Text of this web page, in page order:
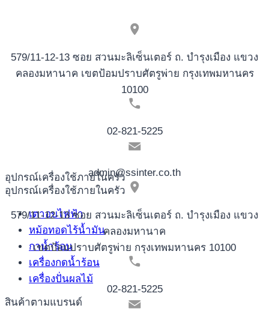
อุปกรณ์เครื่องใช้ภายในครัว
อุปกรณ์เครื่องใช้ภายในครัว
เตาอบไฟฟ้า
หม้อทอดไร้น้ำมัน
กาน้ำร้อน
เครื่องกดน้ำร้อน
เครื่องปั่นผลไม้
สินค้าตามแบรนด์
579/11-12-13 ซอย สวนมะลิเซ็นเตอร์ ถ. บำรุงเมือง แขวง
คลองมหานาค เขตป้อมปราบศัตรูพ่าย กรุงเทพมหานคร
10100
02-821-5225
admin@ssinter.co.th
579/11-12-13 ซอย สวนมะลิเซ็นเตอร์ ถ. บำรุงเมือง แขวง
คลองมหานาค
เขตป้อมปราบศัตรูพ่าย กรุงเทพมหานคร 10100
02-821-5225